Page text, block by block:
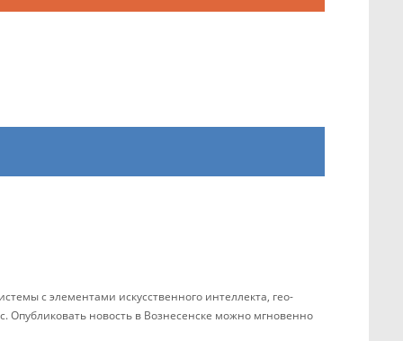
с элементами искусственного интеллекта, гео-
Опубликовать новость в Вознесенске можно мгновенно